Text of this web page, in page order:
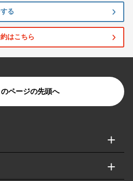
る
はこちら
ページの先頭へ